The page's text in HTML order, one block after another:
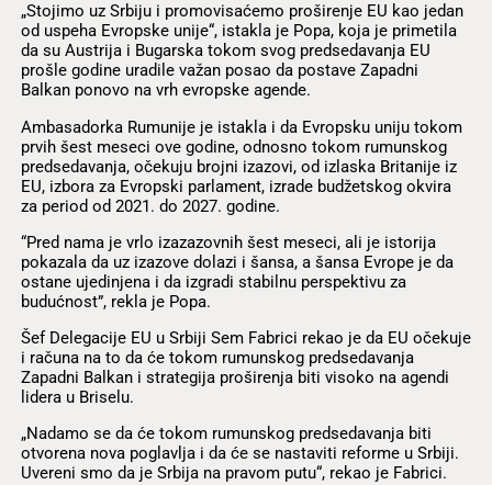
„Stojimo uz Srbiju i promovisaćemo proširenje EU kao jedan
od uspeha Evropske unije“, istakla je Popa, koja je primetila
da su Austrija i Bugarska tokom svog predsedavanja EU
prošle godine uradile važan posao da postave Zapadni
Balkan ponovo na vrh evropske agende.
Ambasadorka Rumunije je istakla i da Evropsku uniju tokom
prvih šest meseci ove godine, odnosno tokom rumunskog
predsedavanja, očekuju brojni izazovi, od izlaska Britanije iz
EU, izbora za Evropski parlament, izrade budžetskog okvira
za period od 2021. do 2027. godine.
“Pred nama je vrlo izazazovnih šest meseci, ali je istorija
pokazala da uz izazove dolazi i šansa, a šansa Evrope je da
ostane ujedinjena i da izgradi stabilnu perspektivu za
budućnost”, rekla je Popa.
Šef Delegacije EU u Srbiji Sem Fabrici rekao je da EU očekuje
i računa na to da će tokom rumunskog predsedavanja
Zapadni Balkan i strategija proširenja biti visoko na agendi
lidera u Briselu.
„Nadamo se da će tokom rumunskog predsedavanja biti
otvorena nova poglavlja i da će se nastaviti reforme u Srbiji.
Uvereni smo da je Srbija na pravom putu“, rekao je Fabrici.